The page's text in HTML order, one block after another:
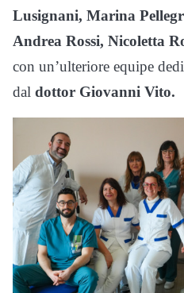
Lusignani, Marina
Andrea Rossi, Nicoletta
con un’ulteriore equipe
dal dottor Giovanni Vito.